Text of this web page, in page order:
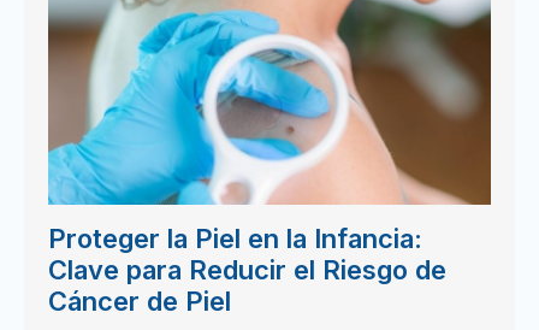
Proteger la Piel en la Infancia:
Clave para Reducir el Riesgo de
Cáncer de Piel